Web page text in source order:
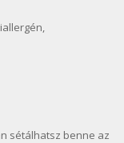
sétálhatsz benne az